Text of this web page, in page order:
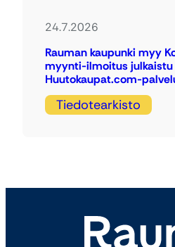
24.7.2026
Rauman kaupunki myy
myynti-ilmoitus julkaistu
Huutokaupat.com-
Tiedotearkisto